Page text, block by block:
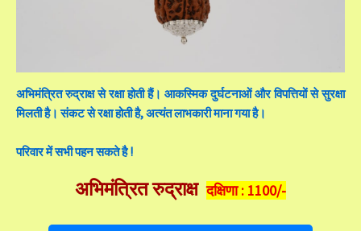
अभिमंत्रित रुद्राक्ष से रक्षा होती हैं। आकस्मिक दुर्घटनाओं और विपत्तियों से सुरक्षा
मिलती है। संकट से रक्षा होती है, अत्यंत लाभकारी माना गया है।
परिवार में सभी पहन सकते है !
अभिमंत्रित रुद्राक्ष दक्षिणा : 1100/-